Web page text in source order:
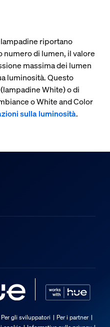
riportano
numero di lumen, il valore
massima dei lumen
luminosità. Questo
White) o di
o White and Color
sulla luminosità.
Per gli sviluppatori
Per i partner